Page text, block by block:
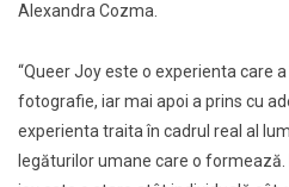
Alexandra Cozma.
“Queer Joy este o experienta care
fotografie, iar mai apoi a prins cu
experienta traita în cadrul real al
legăturilor umane care o